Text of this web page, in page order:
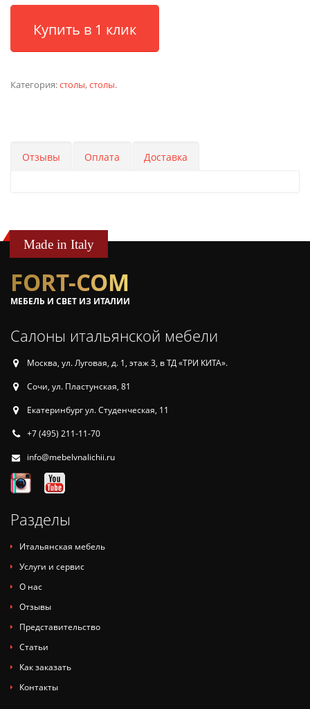
Купить в 1 клик
Категория:столы,столы.
Отзывы Оплата Доставка
Made in Italy
FORT-COM
МЕБЕЛЬ И СВЕТ ИЗ ИТАЛИИ
Салоны итальянской мебели
Москва, ул. Луговая, д. 1, этаж 3, в ТД «ТРИ КИТА».
Сочи, ул. Пластунская, 81
Екатеринбург ул. Студенческая, 11
+7 (495) 211-11-70
info@mebelvnalichii.ru
Разделы
Итальянская мебель
Услуги и сервис
О нас
Отзывы
Представительство
Статьи
Как заказать
Контакты